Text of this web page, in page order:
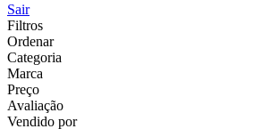
Sair
Filtros
Ordenar
Categoria
Marca
Preço
Avaliação
Vendido por